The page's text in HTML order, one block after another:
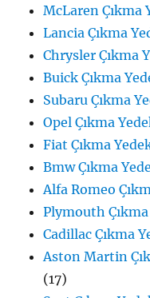
McLaren Çıkma
Lancia Çıkma
Chrysler Çıkma
Buick Çıkma
Subaru Çıkma
Opel Çıkma
Fiat Çıkma
Bmw Çıkma
Alfa Romeo
Plymouth
Cadillac Çıkma
Aston Martin
(17)